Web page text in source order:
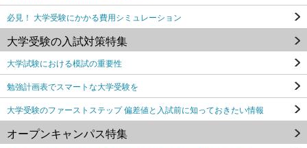
必見！ 大学受験にかかる費用シミュレーション
大学受験の入試対策特集
大学試験における模試の重要性
勉強計画表でスマートな大学受験を
大学受験のファーストステップ 偏差値と入試前に知っておきたい情報
オープンキャンパス特集